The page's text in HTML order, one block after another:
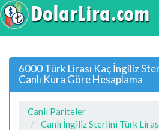
6000 Türk Lirası Kaç İngiliz
Canlı Kura Göre Hesaplama
Canlı Pariteler
Canlı İngiliz Sterlini Türk